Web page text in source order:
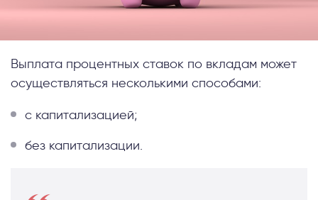
Выплата процентных ставок по вкладам может
осуществляться несколькими способами:
с капитализацией;
без капитализации.